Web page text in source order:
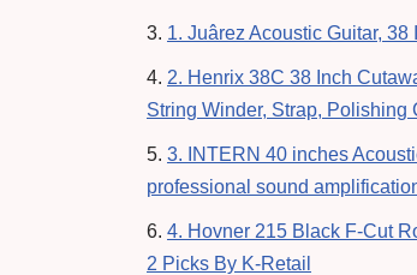
1. Juârez Acoustic Guitar,
2. Henrix 38C 38 Inch
String Winder, Strap, Polishing
3. INTERN 40 inches
professional sound
4. Hovner 215 Black F-Cut
2 Picks By K-Retail